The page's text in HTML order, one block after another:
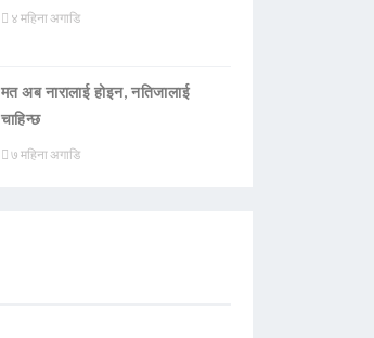
४ महिना अगाडि
मत अब नारालाई होइन, नतिजालाई
चाहिन्छ
७ महिना अगाडि